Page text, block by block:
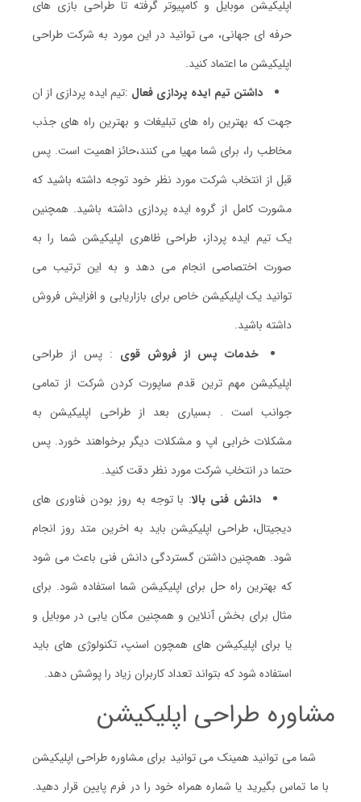
اپلیکیشن موبایل و کامپیوتر گرفته تا طراحی بازی های
حرفه ای جهانی، می توانید در این مورد به شرکت طراحی
اپلیکیشن ما اعتماد کنید.
داشتن تیم ایده پردازی فعال :تیم ایده پردازی از ان
جهت که بهترین راه های تبلیغات و بهترین راه های جذب
مخاطب را، برای شما مهیا می کنند،حائز اهمیت است. پس
قبل از انتخاب شرکت مورد نظر خود توجه داشته باشید که
مشورت کامل از گروه ایده پردازی داشته باشید. همچنین
یک تیم ایده پرداز، طراحی ظاهری اپلیکیشن شما را به
صورت اختصاصی انجام می دهد و به این ترتیب می
توانید یک اپلیکیشن خاص برای بازاریابی و افزایش فروش
داشته باشید.
خدمات پس از فروش قوی : پس از طراحی
اپلیکیشن مهم ترین قدم ساپورت کردن شرکت از تمامی
جوانب است . بسیاری بعد از طراحی اپلیکیشن به
مشکلات خرابی اپ و مشکلات دیگر برخواهند خورد. پس
حتما در انتخاب شرکت مورد نظر دقت کنید.
دانش فنی بالا: با توجه به روز بودن فناوری های
دیجیتال، طراحی اپلیکیشن باید به اخرین متد روز انجام
شود. همچنین داشتن گستردگی دانش فنی باعث می شود
که بهترین راه حل برای اپلیکیشن شما استفاده شود. برای
مثال برای بخش آنلاین و همچنین مکان یابی در موبایل و
یا برای اپلیکیشن های همچون اسنپ، تکنولوژی های باید
استفاده شود که بتواند تعداد کاربران زیاد را پوشش دهد.
مشاوره طراحی اپلیکیشن
شما می توانید همینک می توانید برای مشاوره طراحی اپلیکیشن
با ما تماس بگیرید یا شماره همراه خود را در فرم پایین قرار دهید.